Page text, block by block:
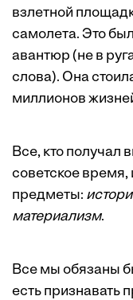
взлетной
самолета. Это
авантюр (не в
слова). Она
миллионов
Все, кто получал
советское время,
предметы:
материализм.
Все мы обязаны
есть признавать